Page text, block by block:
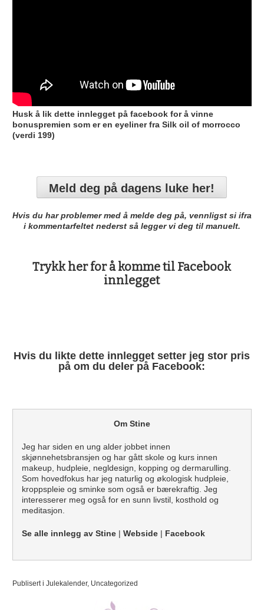
Husk å lik dette innlegget på facebook for å vinne
bonuspremien som er en eyeliner fra Silk oil of morrocco
(verdi 199)
Meld deg på dagens luke her!
Hvis du har problemer med å melde deg på, vennligst si ifra
i kommentarfeltet nederst så legger vi deg til manuelt.
Trykk her for å komme til Facebook
innlegget
Hvis du likte dette innlegget setter jeg stor pris
på om du deler på Facebook:
Om Stine
Jeg har siden en ung alder jobbet innen
skjønnehetsbransjen og har gått skole og kurs innen
makeup, hudpleie, negldesign, kopping og dermarulling.
Som hovedfokus har jeg naturlig og økologisk hudpleie,
kroppspleie og sminke som også er bærekraftig. Jeg
interesserer meg også for en sunn livstil, kosthold og
meditasjon.
Se alle innlegg av Stine| Webside| Facebook
Publisert i Julekalender, Uncategorized